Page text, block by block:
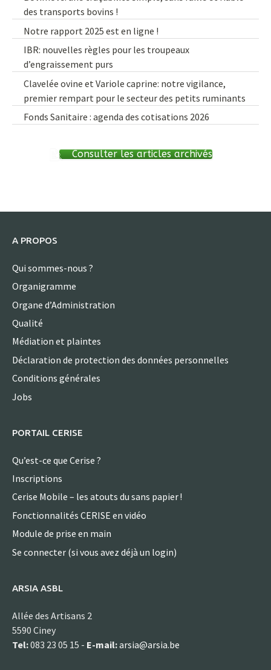
des transports bovins !
Notre rapport 2025 est en ligne !
IBR: nouvelles règles pour les troupeaux
d’engraissement purs
Clavelée ovine et Variole caprine: notre vigilance,
premier rempart pour le secteur des petits ruminants
Fonds Sanitaire : agenda des cotisations 2026
Consulter les articles archivés
A PROPOS
Qui sommes-nous ?
Organigramme
Organe d’Administration
Qualité
Médiation et plaintes
Déclaration de protection des données personnelles
Conditions générales
Jobs
PORTAIL CERISE
Qu’est-ce que Cerise ?
Inscriptions
Cerise Mobile – les atouts du sans papier !
Fonctionnalités CERISE en vidéo
Module de prise en main
Se connecter (si vous avez déjà un login)
ARSIA ASBL
Allée des Artisans 2
5590 Ciney
Tel:083 23 05 15 - E-mail:arsia@arsia.be